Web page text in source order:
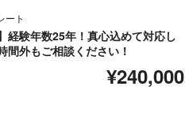
ート
経験年数25年！真心込めて対応し
間外もご相談ください！
¥240,000